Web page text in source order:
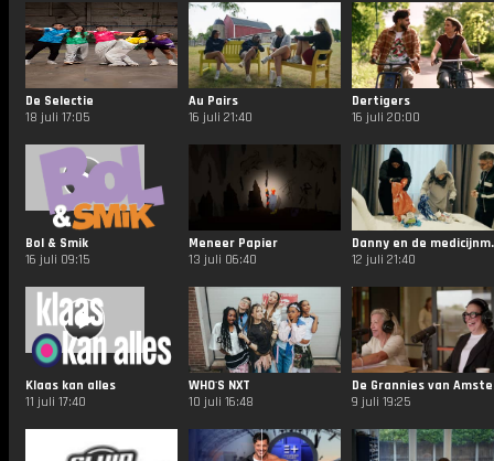
De Selectie
18 juli 17:05
Au Pairs
16 juli 21:40
Dertigers
16 juli 20:00
Bol & Smik
16 juli 09:15
Meneer Papier
13 juli 06:40
12 juli 21:40
Klaas kan alles
11 juli 17:40
WHO'S NXT
10 juli 16:48
9 juli 19:25